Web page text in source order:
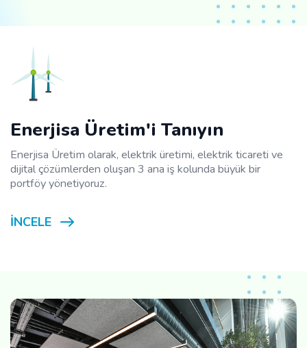
Enerjisa Üretim'i Tanıyın
Enerjisa Üretim olarak, elektrik üretimi, elektrik ticareti ve
dijital çözümlerden oluşan 3 ana iş kolunda büyük bir
portföy yönetiyoruz.
İNCELE